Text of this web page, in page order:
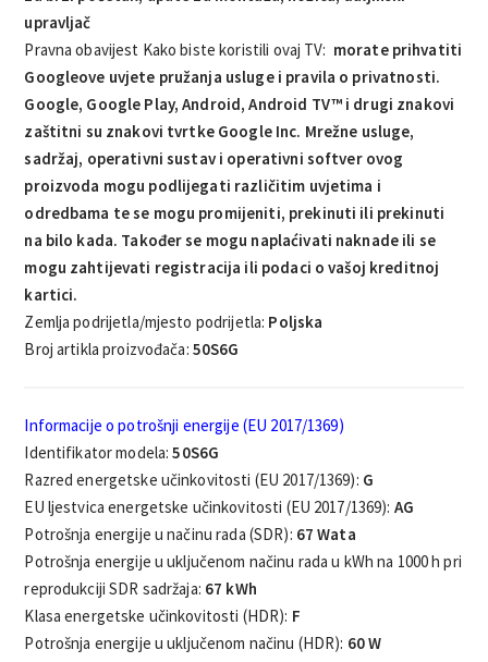
upravljač
Pravna obavijest Kako biste koristili ovaj TV: morate prihvatiti
Googleove uvjete pružanja usluge i pravila o privatnosti.
Google, Google Play, Android, Android TV™ i drugi znakovi
zaštitni su znakovi tvrtke Google Inc. Mrežne usluge,
sadržaj, operativni sustav i operativni softver ovog
proizvoda mogu podlijegati različitim uvjetima i
odredbama te se mogu promijeniti, prekinuti ili prekinuti
na bilo kada. Također se mogu naplaćivati ​​naknade ili se
mogu zahtijevati registracija ili podaci o vašoj kreditnoj
kartici.
Zemlja podrijetla/mjesto podrijetla: Poljska
Broj artikla proizvođača: 50S6G
Informacije o potrošnji energije (EU 2017/1369)
Identifikator modela:50S6G
Razred energetske učinkovitosti (EU 2017/1369): G
EU ljestvica energetske učinkovitosti (EU 2017/1369): AG
Potrošnja energije u načinu rada (SDR): 67 Wata
Potrošnja energije u uključenom načinu rada u kWh na 1000 h pri
reprodukciji SDR sadržaja: 67 kWh
Klasa energetske učinkovitosti (HDR): F
Potrošnja energije u uključenom načinu (HDR): 60 W